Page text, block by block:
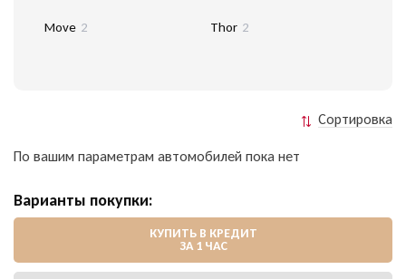
Move 2 Thor 2
Сортировка
По вашим параметрам автомобилей пока нет
Варианты покупки:
КУПИТЬ В КРЕДИТ
ЗА 1 ЧАС